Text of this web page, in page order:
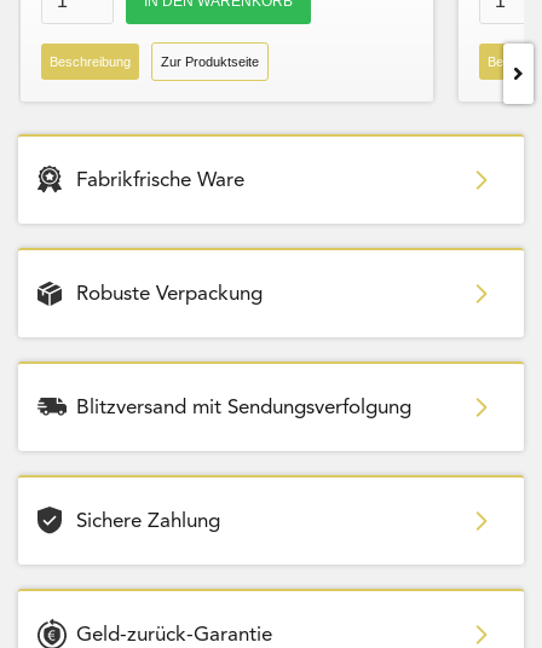
Beschreibung Zur Produktseite
Fabrikfrische Ware
Robuste Verpackung
Blitzversand mit Sendungsverfolgung
Sichere Zahlung
Geld-zurück-Garantie